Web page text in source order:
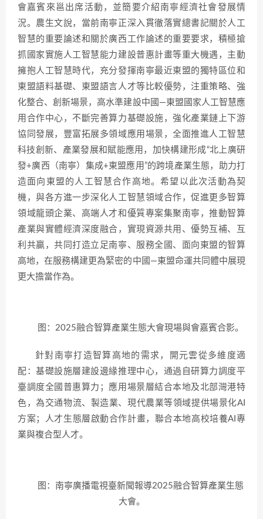
會嘉賓來邕出席活動，並簡要介紹南寧經濟社會發展情
況。農生文說，當前南寧正深入貫徹落實總書記關於人工
智慧的重要論述和關於廣西工作論述的重要要求，積極搶
抓國家實施人工智慧能力建設普惠計畫等重大機遇，主動
擁抱人工智慧時代，充分發揮南寧最近東盟的獨特區位和
東盟語料基礎、東盟語言人才等比較優勢，注重策略、強
化整合、創新場景，高水準建設中國—東盟國家人工智慧應
用合作中心，不斷完善算力基礎設施，強化產業鏈上下游
協同發展，豐富拓展多領域應用場景，全面推進人工智慧
科技創新、產業發展和賦能應用，加快構建形成“北上廣研
發+廣西（南寧）集成+東盟應用”的跨境產業生態，助力打
造面向東盟的人工智慧合作高地。希望以此次活動為契
機，與各方進一步深化人工智慧領域合作，促進更多智算
領域龍頭企業、高端人才和優質專案集聚南寧，推動智算
產業與實體經濟深度融合，實現資源共用、優勢互補、互
利共贏，共同打造立足南寧、服務全國、面向東盟的智算
高地，在服務構建更為緊密的中國—東盟命運共同體中展現
更大擔當作為。
图：2025融合智算產業生態大會現場與會嘉賓合影。
針對南寧打造智算高地的需求，開元雲從多維度適
配：基礎設施層建設邊緣推理中心，通過自研算力調度平
臺調度全國普惠算力；應用場景層結合本地及北部灣港特
色，為交通物流、製造業、現代農業等領域提供場景化AI
方案；人才生態層啟動合作計畫，聯合本地高校培養AI專
業與複合型人才。
图：南寧廣播電視臺新聞報導2025融合智算產業生態
大會。